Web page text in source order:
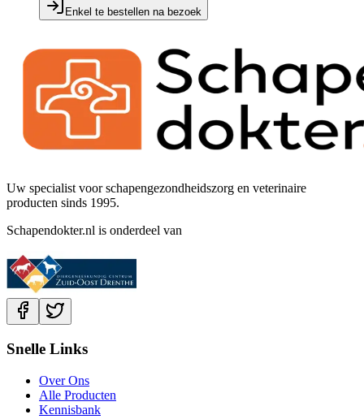
Enkel te bestellen na bezoek
Uw specialist voor schapengezondheidszorg en veterinaire
producten sinds 1995.
Schapendokter.nl is onderdeel van
Snelle Links
Over Ons
Alle Producten
Kennisbank